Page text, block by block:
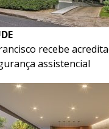
recebe
assistencial